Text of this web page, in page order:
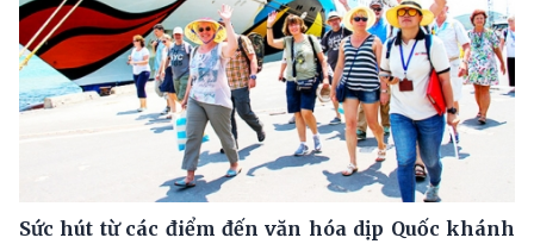
Sức hút từ các điểm đến văn hóa dịp Quốc khánh